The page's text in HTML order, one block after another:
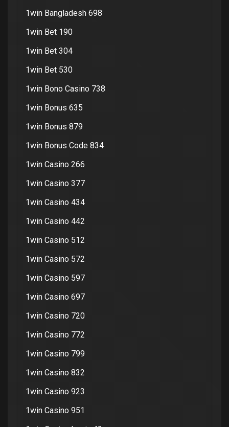
1win Bangladesh 698
1win Bet 190
1win Bet 304
1win Bet 530
1win Bono Casino 738
1win Bonus 635
1win Bonus 879
1win Bonus Code 834
1win Casino 266
1win Casino 377
1win Casino 434
1win Casino 442
1win Casino 512
1win Casino 572
1win Casino 597
1win Casino 697
1win Casino 720
1win Casino 772
1win Casino 799
1win Casino 832
1win Casino 923
1win Casino 951